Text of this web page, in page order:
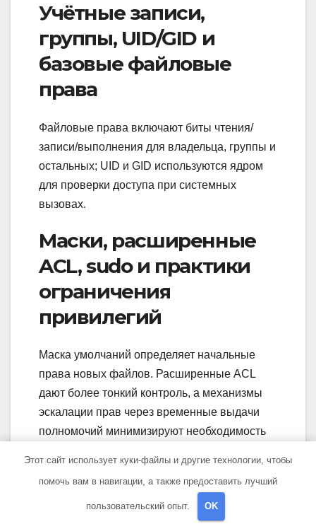
Учётные записи,
группы, UID/GID и
базовые файловые
права
Файловые права включают биты чтения/
записи/выполнения для владельца, группы и
остальных; UID и GID используются ядром
для проверки доступа при системных
вызовах.
Маски, расширенные
ACL, sudo и практики
ограничения
привилегий
Маска умолчаний определяет начальные
права новых файлов. Расширенные ACL
дают более тонкий контроль, а механизмы
эскалации прав через временные выдачи
полномочий минимизируют необходимость
привилегированных учётных записей.
Сеть и сетевые
Этот сайт использует куки-файлы и другие технологии, чтобы
помочь вам в навигации, а также предоставить лучший
пользовательский опыт. OK